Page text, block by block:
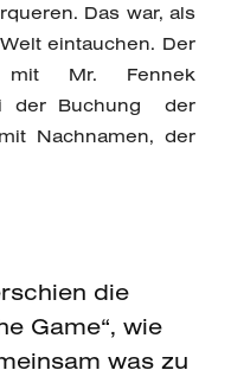
Das war, als
eintauchen. Der
mit Mr. Fennek
der Buchung der
Nachnamen, der
die
Game“, wie
was zu